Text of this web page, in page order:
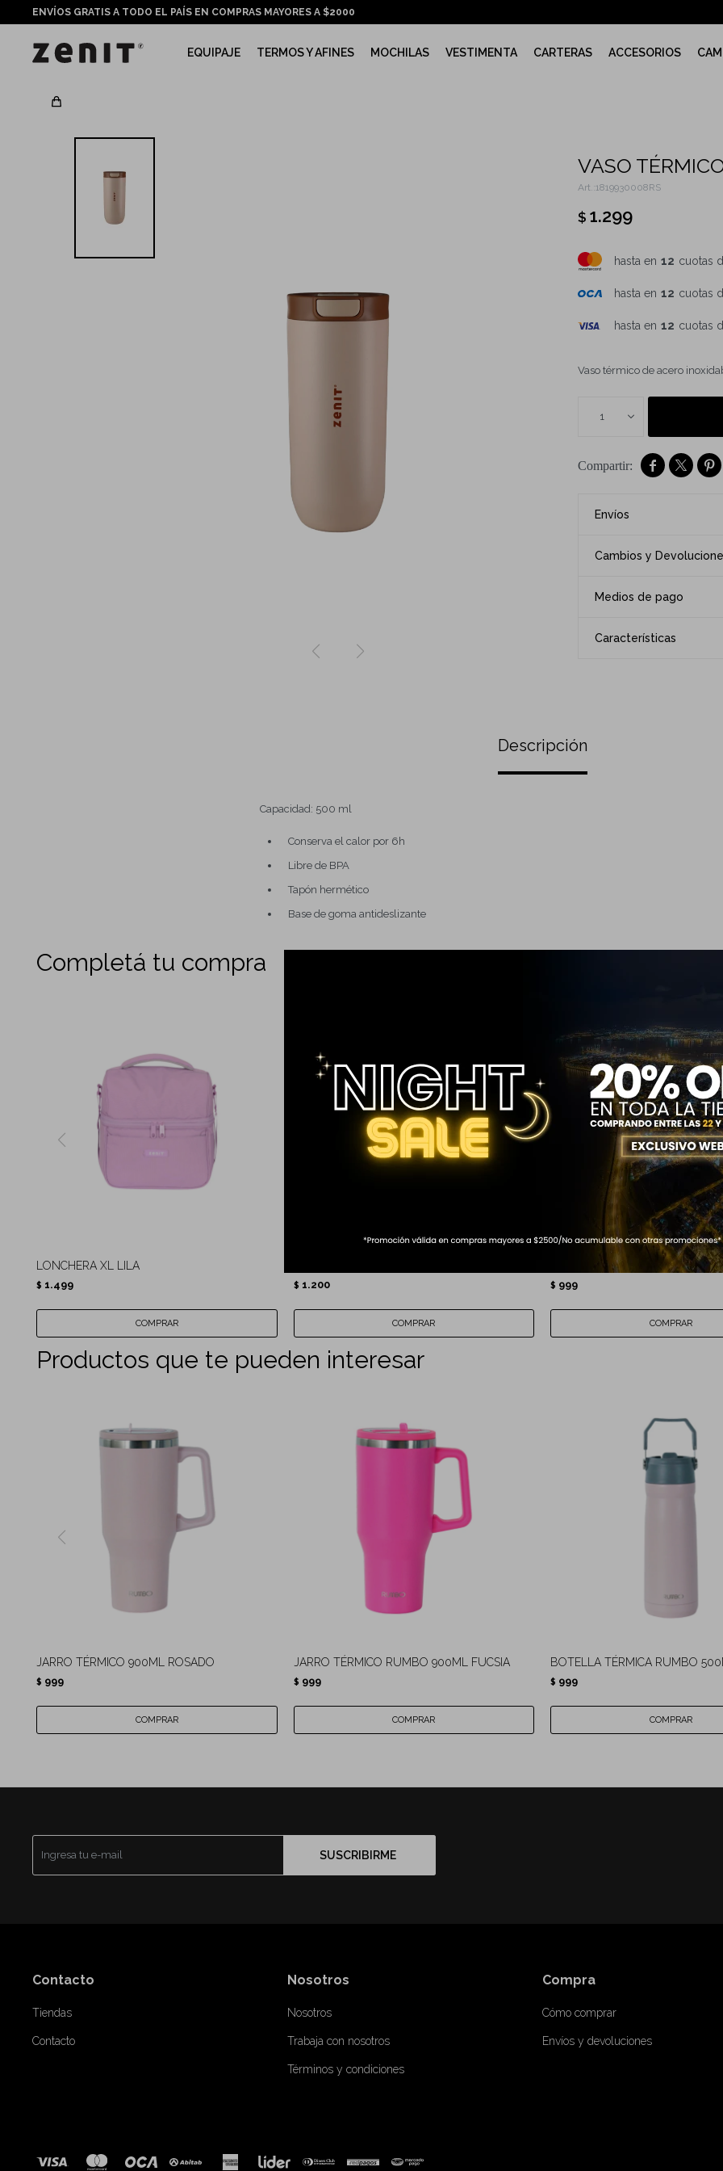
EQUIPAJE TERMOS Y AFINES MOCHILAS VESTIMENTA CARTERAS ACCESORIOS
ENVÍOS GRATIS A TODO EL PAÍS EN COMPRAS MAYORES A $2000
VASO
1819930008RS
$ 1.299
hasta en 12 cuotas
hasta en 12 cuotas
hasta en 12 cuotas
Vaso térmico de acero
1
  
Envíos
Cambios y
Medios de pago
Características
Descripción
Capacidad: 500 ml
Conserva el calor por 6h
Libre de BPA
Tapón hermético
Base de goma antideslizante
Completá tu compra
LONCHERA XL LILA
$ 1.499 $ 1.200
LONCHERA INFANTIL UNICORN
$ 999
Productos que te pueden interesar
JARRO TÉRMICO 900ML ROSADO
$ 999
JARRO TÉRMICO RUMBO 900ML FUCSIA
$ 999
BOTELLA TÉRMICA RUMBO
$ 999
SUSCRIBIRME
Contacto
Tiendas
Contacto
Nosotros
Nosotros
Trabaja con nosotros
Términos y condiciones
Compra
Cómo comprar
Envíos y devoluciones